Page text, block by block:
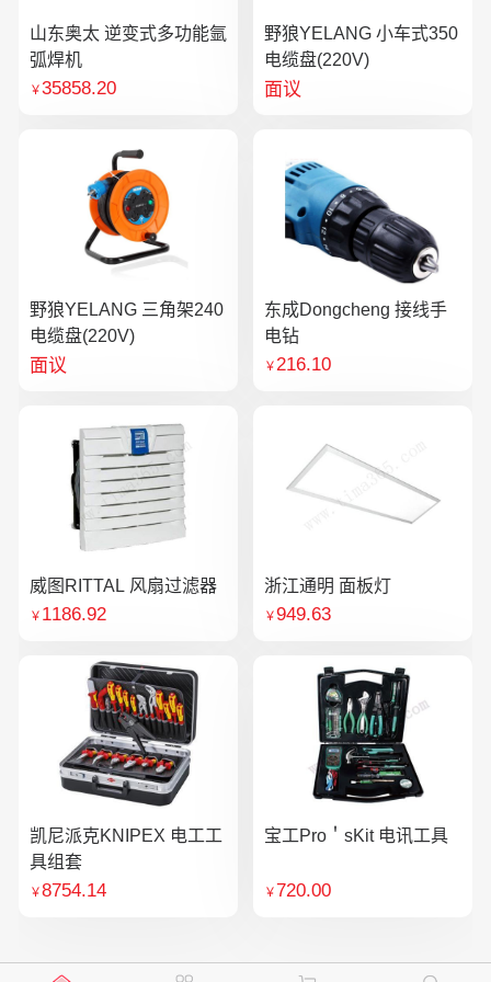
山东奥太 逆变式多功能氩
弧焊机
￥35858.20
野狼YELANG 小车式350
电缆盘(220V)
面议
野狼YELANG 三角架240
电缆盘(220V)
面议
东成Dongcheng 接线手
电钻
￥216.10
威图RITTAL 风扇过滤器
￥ 1186.92
浙江通明 面板灯
￥949.63
凯尼派克KNIPEX 电工工
具组套
￥8754.14
宝工Pro＇sKit 电讯工具
￥720.00